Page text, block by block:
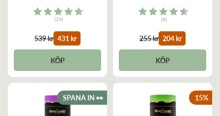
Rating:
(24)
539 kr 431 kr
KÖP
Rating:
(6)
255 kr 204 kr
KÖP
SPANA IN 👀 15%